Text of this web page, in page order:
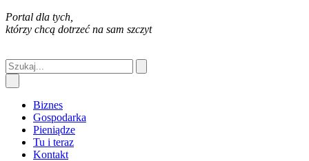
Portal dla tych,
którzy chcą dotrzeć na sam szczyt
Biznes
Gospodarka
Pieniądze
Tu i teraz
Kontakt